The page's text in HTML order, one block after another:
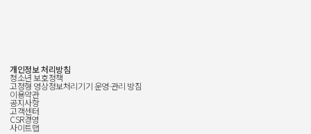
개인정보 처리방침
청소년 보호정책
고정형 영상정보처리기기 운영·관리 방침
이용약관
공지사항
고객센터
CSR경영
사이트맵